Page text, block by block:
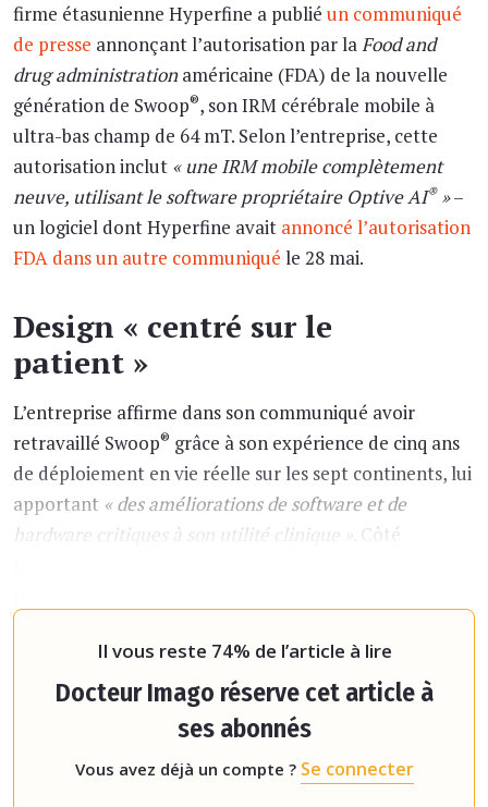
firme étasunienne Hyperfine a publié un communiqué
de presse annonçant l’autorisation par laFood and
drug administrationaméricaine (FDA) de la nouvelle
génération de Swoop®, son IRM cérébrale mobile à
ultra-bas champ de 64 mT. Selon l’entreprise, cette
autorisation inclut « une IRM mobile complètement
neuve, utilisant le software propriétaire Optive AI®»–
un logiciel dont Hyperfine avait annoncé l’autorisation
FDA dans un autre communiqué le 28 mai.
Design « centré sur le
patient »
L’entreprise affirme dans son communiqué avoir
retravaillé Swoop® grâce à son expérience de cinq ans
de déploiement en vie réelle sur les sept continents, lui
apportant « des améliorations de software et de
hardware critiques à son utilité clinique »
. Côté
Il vous reste 74% de l’article à lire
Docteur Imago réserve cet article à
ses abonnés
Vous avez déjà un compte ? Se connecter